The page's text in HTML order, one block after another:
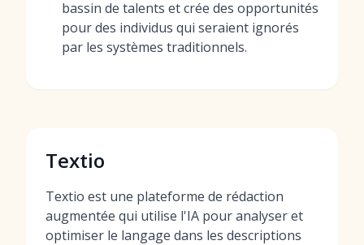
bassin de talents et crée des opportunités
pour des individus qui seraient ignorés
par les systèmes traditionnels.
Textio
Textio est une plateforme de rédaction
augmentée qui utilise l'IA pour analyser et
optimiser le langage dans les descriptions